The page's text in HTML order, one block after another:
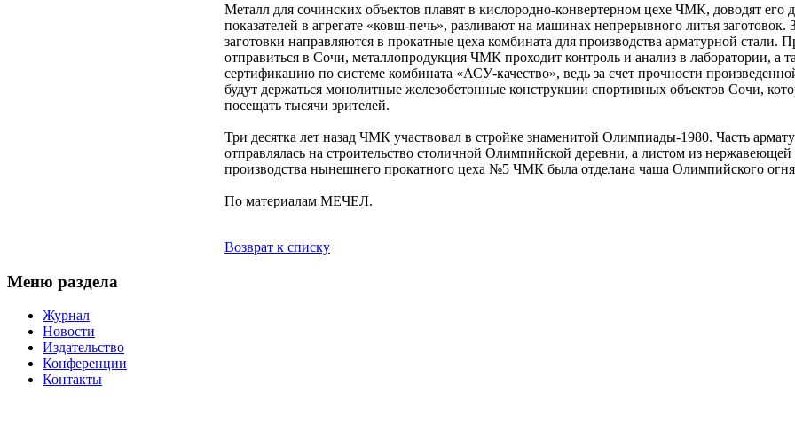
Металл для сочинских объектов плавят в кислородно-конвертерном цехе ЧМК, доводят его
показателей в агрегате «ковш-печь», разливают на машинах непрерывного литья заготовок.
заготовки направляются в прокатные цеха комбината для производства арматурной стали.
отправиться в Сочи, металлопродукция ЧМК проходит контроль и анализ в лаборатории, а
сертификацию по системе комбината «АСУ-качество», ведь за счет прочности
будут держаться монолитные железобетонные конструкции спортивных объектов Сочи,
посещать тысячи зрителей.
Три десятка лет назад ЧМК участвовал в стройке знаменитой Олимпиады-1980. Часть
отправлялась на строительство столичной Олимпийской деревни, а листом из нержавеющей
производства нынешнего прокатного цеха №5 ЧМК была отделана чаша Олимпийского
По материалам МЕЧЕЛ.
Возврат к списку
Меню раздела
Журнал
Новости
Издательство
Конференции
Контакты